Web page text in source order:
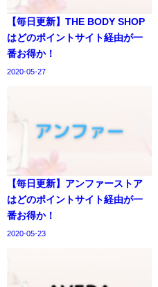
【毎日更新】THE BODY SHOP
はどのポイントサイト経由が一
番お得か！
2020-05-27
【毎日更新】アンファーストア
はどのポイントサイト経由が一
番お得か！
2020-05-23